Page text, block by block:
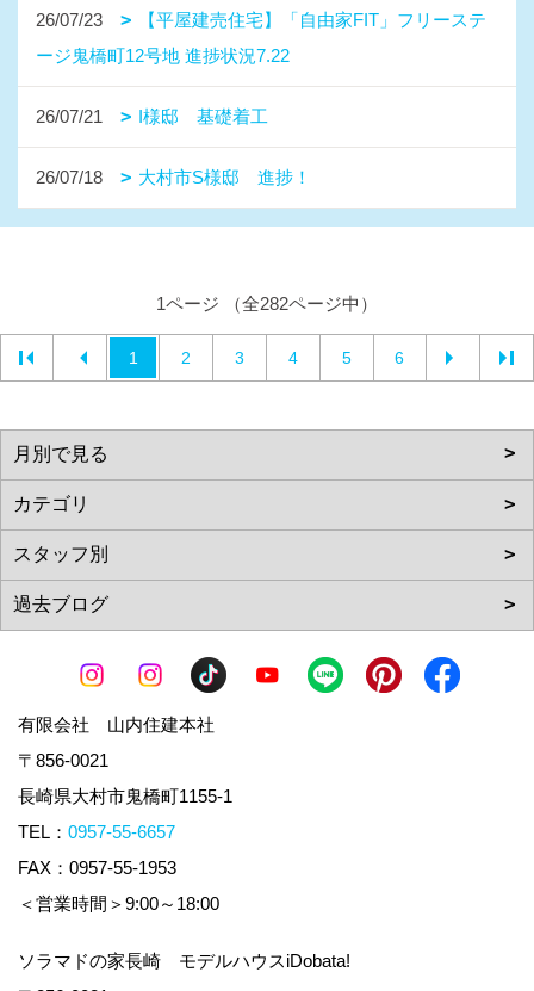
26/07/23
【平屋建売住宅】「自由家FIT」フリーステ
ージ鬼橋町12号地 進捗状況7.22
26/07/21 I様邸 基礎着工
26/07/18 大村市S様邸 進捗！
1ページ （全282ページ中）
1 2 3 4 5 6
有限会社 山内住建本社
〒856-0021
長崎県大村市鬼橋町1155-1
TEL： 0957-55-6657
FAX：0957-55-1953
＜営業時間＞9:00～18:00
ソラマドの家長崎 モデルハウスiDobata!